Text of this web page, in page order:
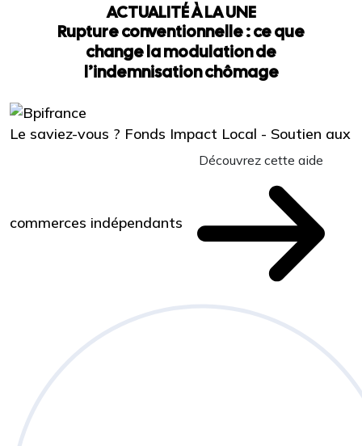
ACTUALITÉ À LA UNE
Rupture conventionnelle : ce que
change la modulation de
l’indemnisation chômage
Le saviez-vous ? Fonds Impact Local - Soutien aux
commerces indépendants
Découvrez cette aide